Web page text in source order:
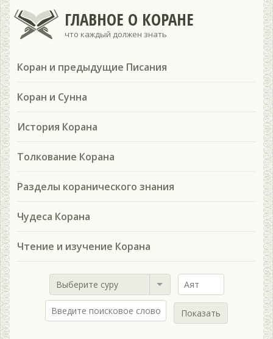
ГЛАВНОЕ О КОРАНЕ
что каждый должен знать
Коран и предыдущие Писания
Коран и Сунна
История Корана
Толкование Корана
Разделы коранического знания
Чудеса Корана
Чтение и изучение Корана
Выберите суру
Показать